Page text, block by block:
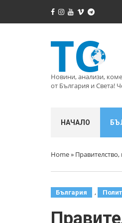
Новини, анализи,
от България и Света!
НАЧАЛО
Home»
България ,